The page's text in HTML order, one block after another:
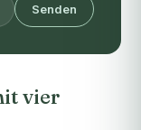
Senden
vier